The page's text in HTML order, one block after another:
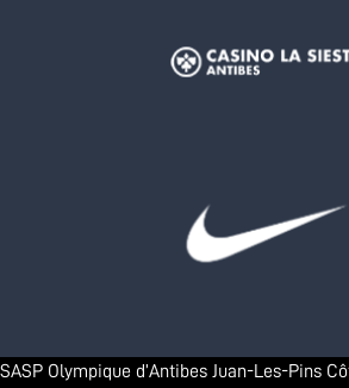
SASP Olympique d’Antibes Juan-Les-Pins